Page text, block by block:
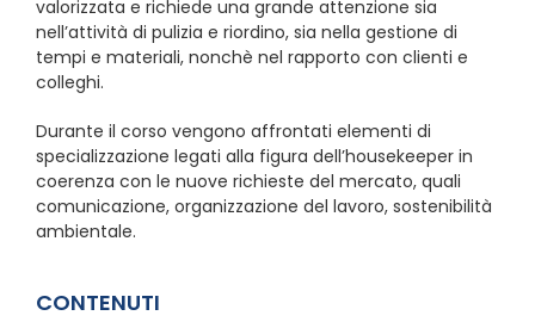
valorizzata e richiede una grande attenzione sia
nell’attività di pulizia e riordino, sia nella gestione di
tempi e materiali, nonchè nel rapporto con clienti e
colleghi.
Durante il corso vengono affrontati elementi di
specializzazione legati alla figura dell’housekeeper in
coerenza con le nuove richieste del mercato, quali
comunicazione, organizzazione del lavoro, sostenibilità
ambientale.
CONTENUTI